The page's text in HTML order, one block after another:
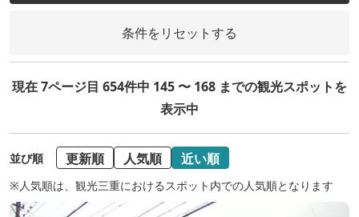
条件をリセットする
現在 7ページ目 654件中 145 〜 168 までの観光スポットを
表示中
並び順 更新順 人気順 近い順
※人気順は、観光三重におけるスポット内での人気順となります